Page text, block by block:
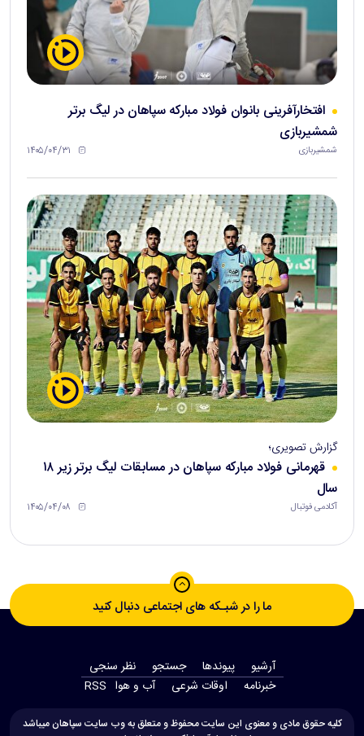
افتخارآفرینی بانوان فولاد مبارکه سپاهان در لیگ برتر
شمشیربازی
شمشیربازی ۱۴۰۵/۰۴/۳۱
گزارش تصویری؛
قهرمانی فولاد مبارکه سپاهان در مسابقات لیگ برتر زیر ۱۸
سال
آکادمی فوتبال ۱۴۰۵/۰۴/۰۸
ما را در شبـکه های اجتماعی دنبال کنید
آرشیو پیوندها جستجو
نظر سنجی
‫خبرنامه‬
اوقات شرعی آب و هوا RSS
کلیه حقوق مادی و معنوی این سایت محفوظ و متعلق به وب سایت سپاهان میباشد